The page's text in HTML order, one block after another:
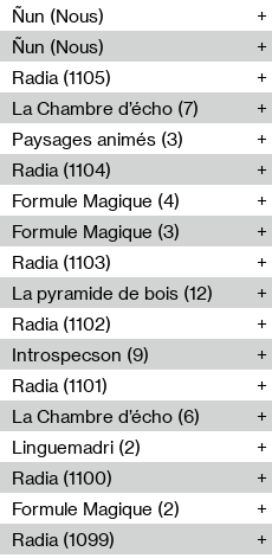
Ñun (Nous)
Ñun (Nous)
Radia (1105)
La Chambre d’écho (7)
Paysages animés (3)
Radia (1104)
Formule Magique (4)
Formule Magique (3)
Radia (1103)
La pyramide de bois (12)
Radia (1102)
Introspecson (9)
Radia (1101)
La Chambre d’écho (6)
Linguemadri (2)
Radia (1100)
Formule Magique (2)
Radia (1099)